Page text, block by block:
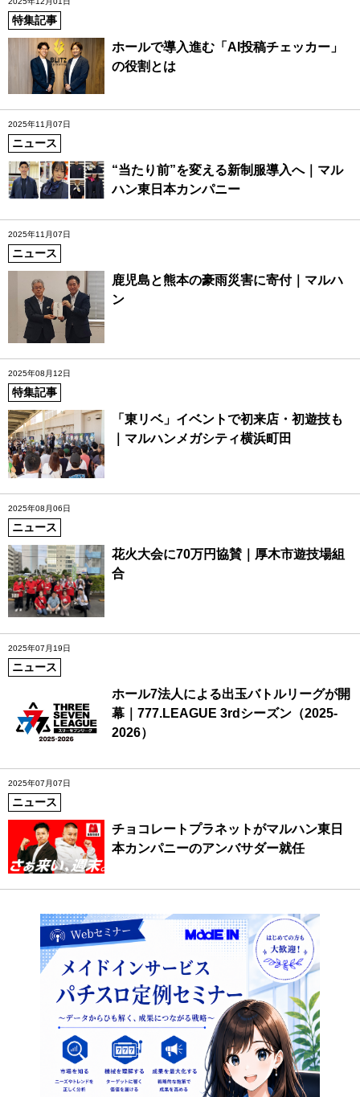
特集記事
ホールで導入進む「AI投稿チェッカー」
の役割とは
2025年11月07日
ニュース
“当たり前”を変える新制服導入へ｜マル
ハン東日本カンパニー
2025年11月07日
ニュース
鹿児島と熊本の豪雨災害に寄付｜マルハ
ン
2025年08月12日
特集記事
「東リベ」イベントで初来店・初遊技も
｜マルハンメガシティ横浜町田
2025年08月06日
ニュース
花火大会に70万円協賛｜厚木市遊技場組
合
2025年07月19日
ニュース
ホール7法人による出玉バトルリーグが開
幕｜777.LEAGUE 3rdシーズン（2025-
2026）
2025年07月07日
ニュース
チョコレートプラネットがマルハン東日
本カンパニーのアンバサダー就任